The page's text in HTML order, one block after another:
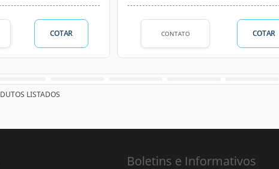
COTAR CONTATO COTAR
LISTADOS
Boletins e Informativos